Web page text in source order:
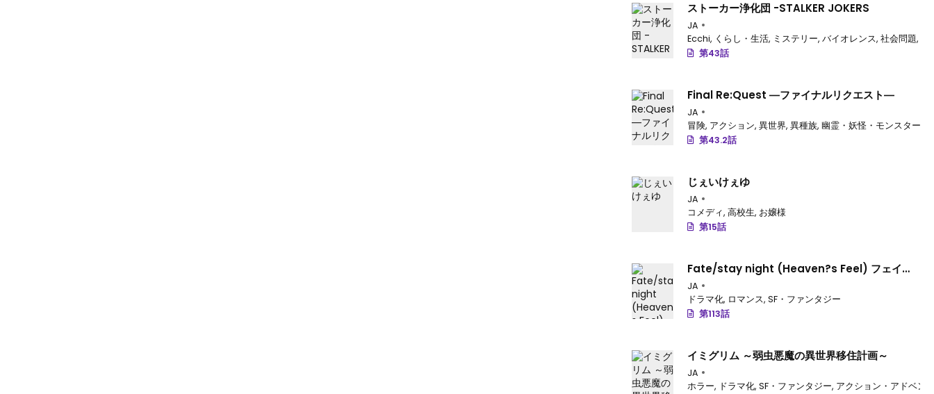
ストーカー浄化団 -STALKER JOKERS
JA
Ecchi, くらし・生活, ミステリー,バイオレンス,社会問題,
第43話
Final Re:Quest ―ファイナルリクエスト―
JA
冒険, アクション,異世界,異種族,幽霊・妖怪・モンスター
第43.2話
じぇいけぇゆ
JA
コメディ,高校生, お嬢様
第15話
Fate/stay night (Heaven?s Feel) フェイト/
ゼロ
JA
ドラマ化, ロマンス,SF・ファンタジー
第113話
イミグリム ～弱虫悪魔の異世界移住計画～
JA
ホラー, ドラマ化,SF・ファンタジー, アクション・アドベン